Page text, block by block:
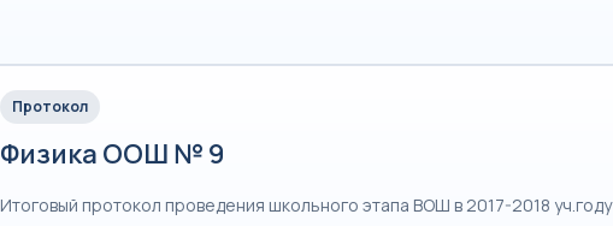
Протокол
Физика ООШ № 9
Итоговый протокол проведения школьного этапа ВОШ в 2017-2018 уч.году